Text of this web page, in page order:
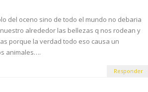
del oceno sino de todo el mundo no debaria
alrededor las bellezas q nos rodean y
porque la verdad todo eso causa un
animales….
Responder